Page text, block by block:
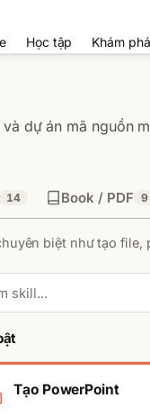
Học tập Khám phá
dự án mã nguồn
14 Book / PDF 9
biệt như tạo file,
Tạo PowerPoint